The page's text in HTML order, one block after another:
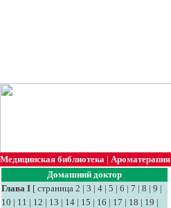
Медицинская библиотека | Ароматерапия
Домашний доктор
Глава I [ страница 2 | 3 | 4 | 5 | 6 | 7 | 8 | 9 |
10 | 11 | 12 | 13 | 14 | 15 | 16 | 17 | 18 | 19 |